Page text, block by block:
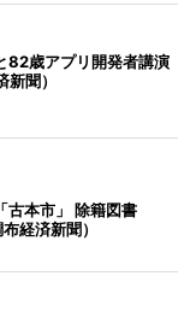
82歳アプリ開発者講演
聞）
古本市」 除籍図書
経済新聞）